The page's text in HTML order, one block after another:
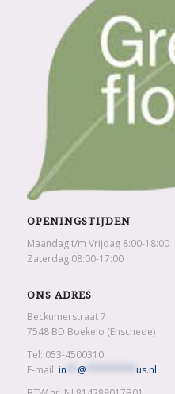
OPENINGSTIJDEN
Maandag t/m Vrijdag 8:00-18:00
Zaterdag 08:00-17:00
ONS ADRES
Beckumerstraat 7
7548 BD Boekelo (Enschede)
Tel: 053-4500310
E-mail: in @
us.nl